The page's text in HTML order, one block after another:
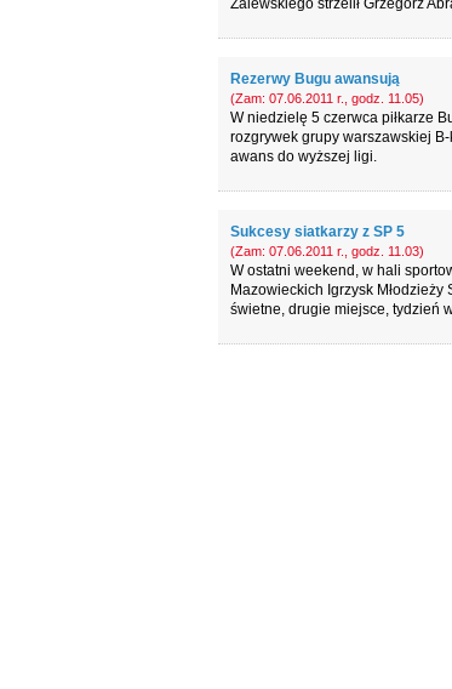
Zalewskiego strzelił Grzegorz
Rezerwy Bugu awansują
(Zam: 07.06.2011 r., godz. 11.05)
W niedzielę 5 czerwca piłkarze
rozgrywek grupy warszawskiej
awans do wyższej ligi.
Sukcesy siatkarzy z SP 5
(Zam: 07.06.2011 r., godz. 11.03)
W ostatni weekend, w hali
Mazowieckich Igrzysk
świetne, drugie miejsce, tydzień